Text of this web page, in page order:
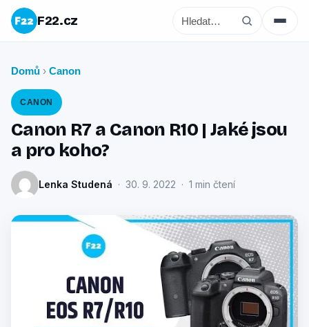
F22.cz
Domů › Canon
CANON
Canon R7 a Canon R10 | Jaké jsou
a pro koho?
Lenka Studená · 30. 9. 2022 · 1 min čtení